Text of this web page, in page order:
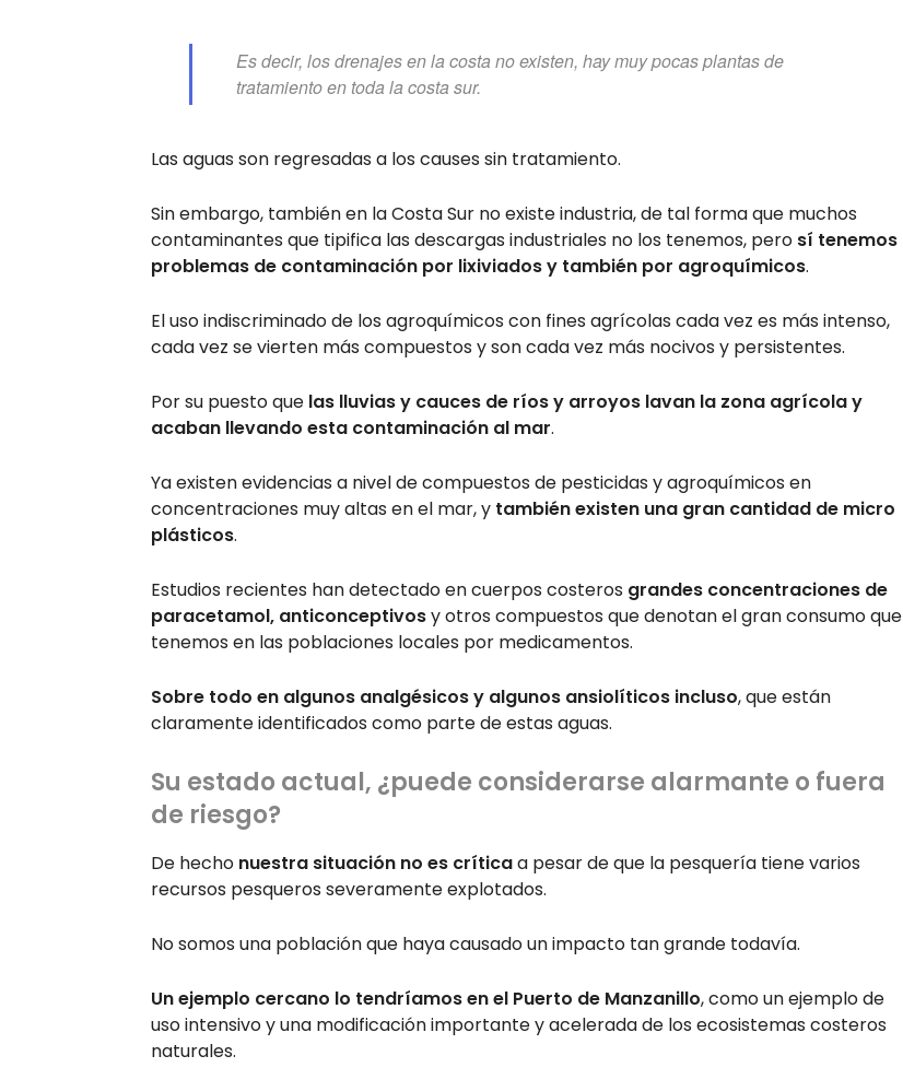
Es decir, los drenajes en la costa no existen, hay muy pocas plantas de
tratamiento en toda la costa sur.
Las aguas son regresadas a los causes sin tratamiento.
Sin embargo, también en la Costa Sur no existe industria, de tal forma que muchos
contaminantes que tipifica las descargas industriales no los tenemos, pero sí tenemos
problemas de contaminación por lixiviados y también por agroquímicos.
El uso indiscriminado de los agroquímicos con fines agrícolas cada vez es más intenso,
cada vez se vierten más compuestos y son cada vez más nocivos y persistentes.
Por su puesto que las lluvias y cauces de ríos y arroyos lavan la zona agrícola y
acaban llevando esta contaminación al mar.
Ya existen evidencias a nivel de compuestos de pesticidas y agroquímicos en
concentraciones muy altas en el mar, y también existen una gran cantidad de micro
plásticos.
Estudios recientes han detectado en cuerpos costeros grandes concentraciones de
paracetamol, anticonceptivosy otros compuestos que denotan el gran consumo que
tenemos en las poblaciones locales por medicamentos.
Sobre todo en algunos analgésicos y algunos ansiolíticos incluso, que están
claramente identificados como parte de estas aguas.
Su estado actual, ¿puede considerarse alarmante o fuera
de riesgo?
De hecho nuestra situación no es críticaa pesar de que la pesquería tiene varios
recursos pesqueros severamente explotados.
No somos una población que haya causado un impacto tan grande todavía.
Un ejemplo cercano lo tendríamos en el Puerto de Manzanillo, como un ejemplo de
uso intensivo y una modificación importante y acelerada de los ecosistemas costeros
naturales.